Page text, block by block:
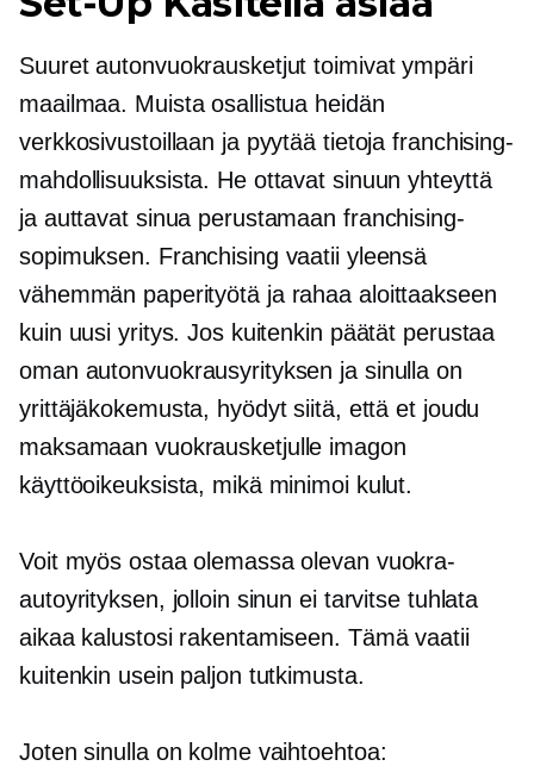
Suuret autonvuokrausketjut toimivat ympäri
maailmaa. Muista osallistua heidän
verkkosivustoillaan ja pyytää tietoja franchising-
mahdollisuuksista. He ottavat sinuun yhteyttä
ja auttavat sinua perustamaan franchising-
sopimuksen. Franchising vaatii yleensä
vähemmän paperityötä ja rahaa aloittaakseen
kuin uusi yritys. Jos kuitenkin päätät perustaa
oman autonvuokrausyrityksen ja sinulla on
yrittäjäkokemusta, hyödyt siitä, että et joudu
maksamaan vuokrausketjulle imagon
käyttöoikeuksista, mikä minimoi kulut.
Voit myös ostaa olemassa olevan vuokra-
autoyrityksen, jolloin sinun ei tarvitse tuhlata
aikaa kalustosi rakentamiseen. Tämä vaatii
kuitenkin usein paljon tutkimusta.
Joten sinulla on kolme vaihtoehtoa: